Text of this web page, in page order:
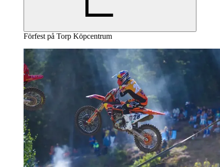
Förfest på Torp Köpcentrum